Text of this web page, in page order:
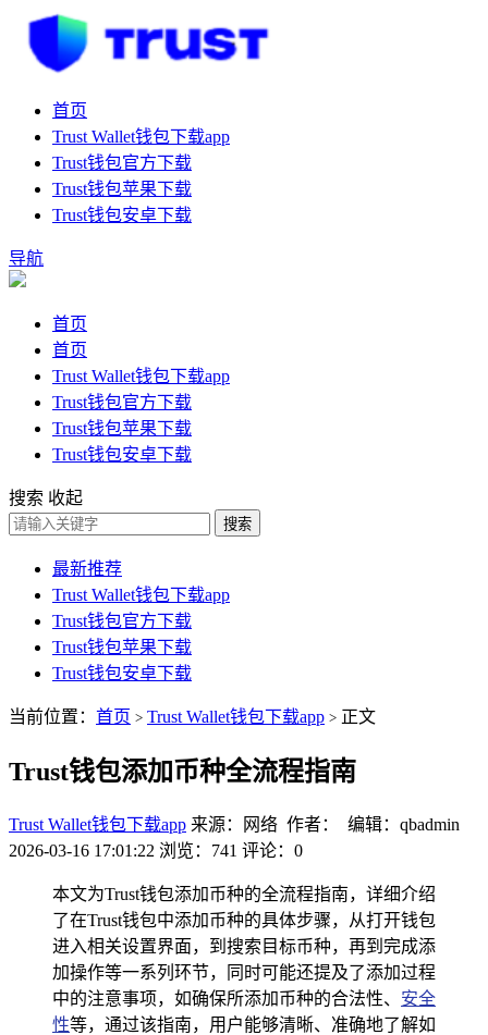
首页
Trust Wallet钱包下载app
Trust钱包官方下载
Trust钱包苹果下载
Trust钱包安卓下载
导航
首页
首页
Trust Wallet钱包下载app
Trust钱包官方下载
Trust钱包苹果下载
Trust钱包安卓下载
搜索 收起
搜索
最新推荐
Trust Wallet钱包下载app
Trust钱包官方下载
Trust钱包苹果下载
Trust钱包安卓下载
当前位置： 首页 > Trust Wallet钱包下载app > 正文
Trust钱包添加币种全流程指南
Trust Wallet钱包下载app 来源：网络 作者： 编辑：qbadmin
2026-03-16 17:01:22 浏览：741 评论：0
本文为Trust钱包添加币种的全流程指南，详细介绍
了在Trust钱包中添加币种的具体步骤，从打开钱包
进入相关设置界面，到搜索目标币种，再到完成添
加操作等一系列环节，同时可能还提及了添加过程
中的注意事项，如确保所添加币种的合法性、 安全
性等，通过该指南，用户能够清晰、准确地了解如